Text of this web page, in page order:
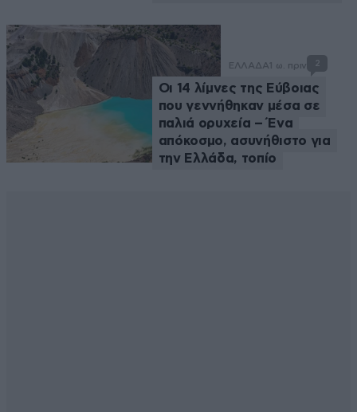
ΕΛΛΑΔΑ 1 ω. πριν 2
Οι 14 λίμνες της Εύβοιας
που γεννήθηκαν μέσα σε
παλιά ορυχεία – Ένα
απόκοσμο, ασυνήθιστο για
την Ελλάδα, τοπίο